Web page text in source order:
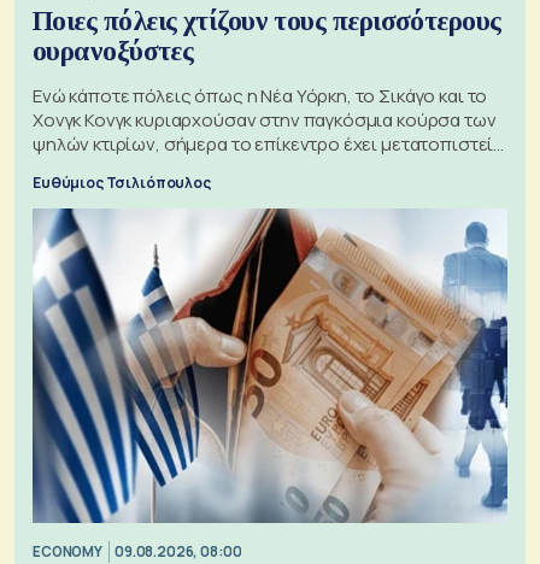
Ποιες πόλεις χτίζουν τους περισσότερους
ουρανοξύστες
Ενώ κάποτε πόλεις όπως η Νέα Υόρκη, το Σικάγο και το
Χονγκ Κονγκ κυριαρχούσαν στην παγκόσμια κούρσα των
ψηλών κτιρίων, σήμερα το επίκεντρο έχει μετατοπιστεί
Ευθύμιος Τσιλιόπουλος
ECONOMY 09.08.2026, 08:00